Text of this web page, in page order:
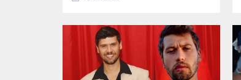
2025’e sağladığı katılımla yeni nesil
beğeniye sunuyor.